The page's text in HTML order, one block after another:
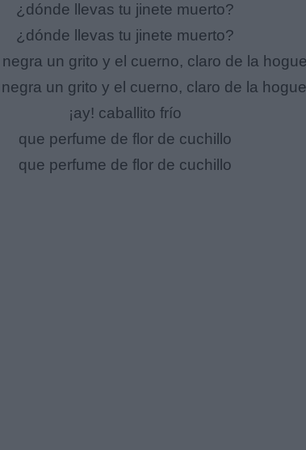
¿dónde llevas tu jinete muerto?
¿dónde llevas tu jinete muerto?
un grito y el cuerno, claro de la
un grito y el cuerno, claro de la
¡ay! caballito frío
que perfume de flor de cuchillo
que perfume de flor de cuchillo